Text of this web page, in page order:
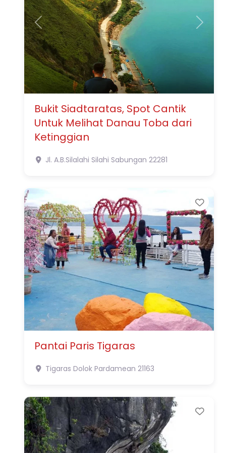
Previous Next
Bukit Siadtaratas, Spot Cantik
Untuk Melihat Danau Toba dari
Ketinggian
Jl. A.B.Silalahi Silahi Sabungan 22281
Previous Next
Pantai Paris Tigaras
Tigaras Dolok Pardamean 21163